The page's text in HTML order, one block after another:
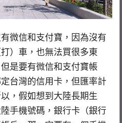
微信和支付寶，因為沒有
）車，也無法買很多東
是要有微信和支付寶帳
台灣的信用卡，但匯率計
，假如想到大陸長期生
手機號碼，銀行卡（銀行